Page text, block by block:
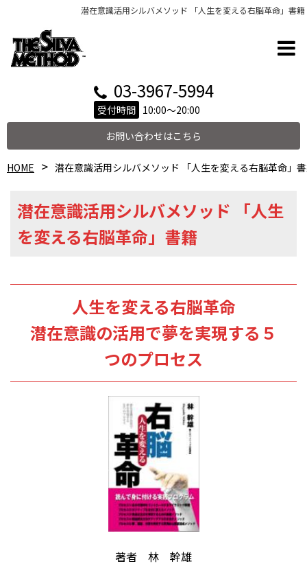
潜在意識活用シルバメソッド 「人生を変える右脳革命」書籍
03-3967-5994
受付時間 10:00～20:00
お問い合わせはこちら
HOME 潜在意識活用シルバメソッド 「人生を変える右脳革命」
潜在意識活用シルバメソッド 「人生
を変える右脳革命」書籍
人生を変える右脳革命
潜在意識の活用で夢を実現する５
つのプロセス
著者 林 幹雄